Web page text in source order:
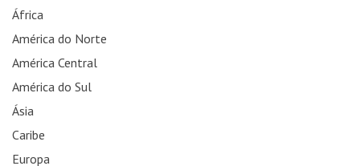
África
América do Norte
América Central
América do Sul
Ásia
Caribe
Europa